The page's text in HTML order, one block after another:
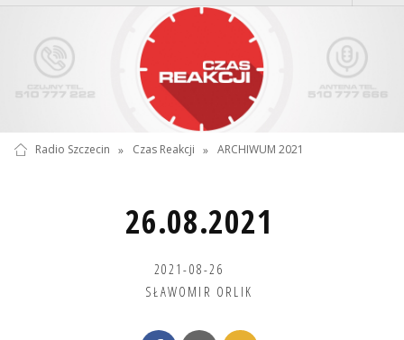
Radio Szczecin » Czas Reakcji » ARCHIWUM 2021
26.08.2021
2021-08-26
SŁAWOMIR ORLIK